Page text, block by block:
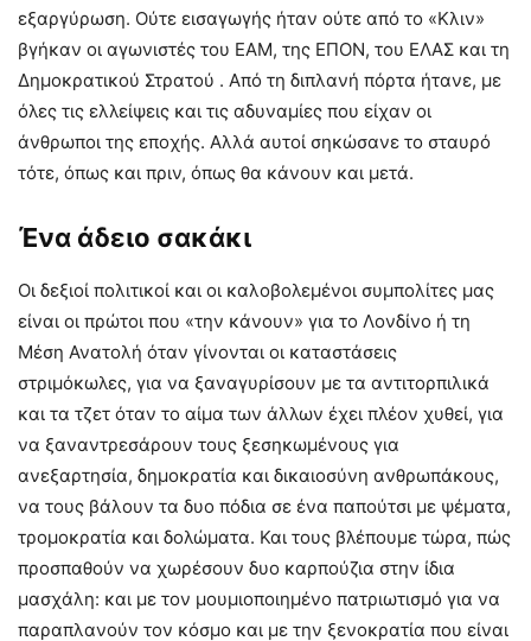
εξαργύρωση. Ούτε εισαγωγής ήταν ούτε από το «Κλιν»
βγήκαν οι αγωνιστές του ΕΑΜ, της ΕΠΟΝ, του ΕΛΑΣ και τη
Δημοκρατικού Στρατού . Από τη διπλανή πόρτα ήτανε, με
όλες τις ελλείψεις και τις αδυναμίες που είχαν οι
άνθρωποι της εποχής. Αλλά αυτοί σηκώσανε το σταυρό
τότε, όπως και πριν, όπως θα κάνουν και μετά.
Ένα άδειο σακάκι
Οι δεξιοί πολιτικοί και οι καλοβολεμένοι συμπολίτες μας
είναι οι πρώτοι που «την κάνουν» για το Λονδίνο ή τη
Μέση Ανατολή όταν γίνονται οι καταστάσεις
στριμόκωλες, για να ξαναγυρίσουν με τα αντιτορπιλικά
και τα τζετ όταν το αίμα των άλλων έχει πλέον χυθεί, για
να ξαναντρεσάρουν τους ξεσηκωμένους για
ανεξαρτησία, δημοκρατία και δικαιοσύνη ανθρωπάκους,
να τους βάλουν τα δυο πόδια σε ένα παπούτσι με ψέματα,
τρομοκρατία και δολώματα. Και τους βλέπουμε τώρα, πώς
προσπαθούν να χωρέσουν δυο καρπούζια στην ίδια
μασχάλη: και με τον μουμιοποιημένο πατριωτισμό για να
παραπλανούν τον κόσμο και με την ξενοκρατία που είναι